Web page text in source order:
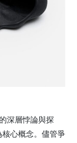
深層悖論與探
心概念。儘管爭